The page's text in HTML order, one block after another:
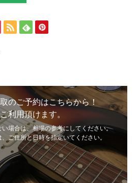
のご予約はこちらから！
利用頂けます。
場合は、相場の参考にしてください。
ご住所と日時を指定いてください。